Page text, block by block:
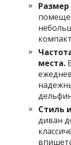
места.
Стиль
диван